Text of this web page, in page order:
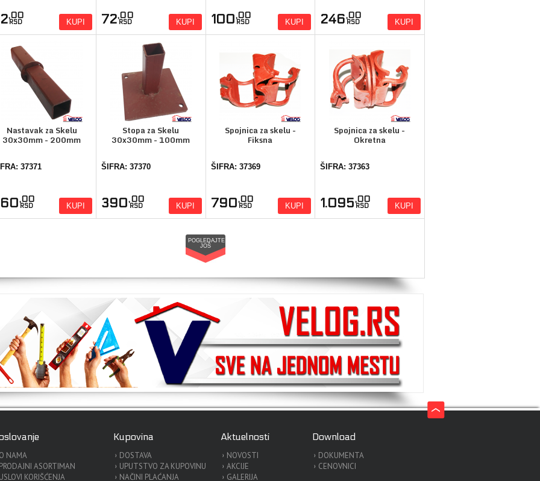
,00
RSD KUPI 72,00
RSD KUPI 100,00
RSD KUPI 246,00
RSD KUPI
Nastavak za Skelu
30x30mm - 200mm
37371
,00
RSD KUPI
Stopa za Skelu
30x30mm - 100mm
ŠIFRA: 37370
390,00
RSD KUPI
Spojnica za skelu -
Fiksna
ŠIFRA: 37369
790,00
RSD KUPI
Spojnica za skelu -
Okretna
ŠIFRA: 37363
1.095,00
RSD KUPI
POGLEDAJTE
JOŠ
NAMA
ASORTIMAN
KORIŠĆENJA
Kupovina
DOSTAVA
UPUTSTVO ZA KUPOVINU
NAČINI PLAĆANJA
Aktuelnosti
NOVOSTI
AKCIJE
GALERIJA
Download
DOKUMENTA
CENOVNICI